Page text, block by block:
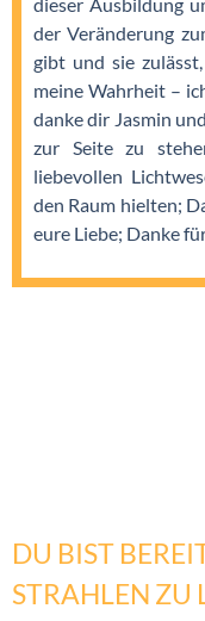
dieser Ausbildung
der Veränderung
gibt und sie
meine Wahrheit –
danke dir Jasmin
zur Seite zu
liebevollen
den Raum hielten;
eure Liebe; Danke
DU BIST
STRAHLEN ZU